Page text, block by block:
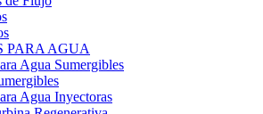
PARA AGUA
Agua Sumergibles
Agua Inyectoras